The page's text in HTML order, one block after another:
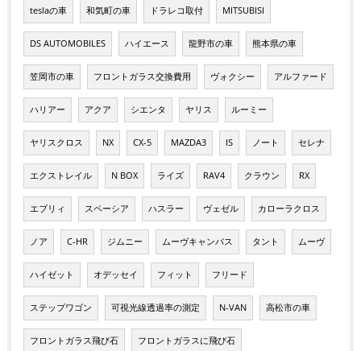
teslaの車 和気町の車 ドラレコ取付 MITSUBISI
DS AUTOMOBILES ハイエース 龍野市の車 熊本県の車
笠岡市の車 フロントガラス交換費用 ヴォクシー アルファード
ハリアー アクア シエンタ ヤリス ルーミー
ヤリスクロス NX CX-5 MAZDA3 IS ノート セレナ
エクストレイル N BOX ライズ RAV4 クラウン RX
エブリィ スペーシア ハスラー ヴェゼル カローラクロス
ノア C-HR ジムニー ムーヴキャンバス タント ムーヴ
ハイゼット オデッセイ フィット フリード
ステップワゴン 可視光線透過率の測定 N-VAN 高松市の車
フロントガラス飛び石 フロントガラスに飛び石